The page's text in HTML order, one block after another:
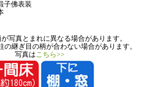
佛表装
写真とまれに異なる場合があります。
継ぎ目の柄が合わない場合があります。
写真はこちら>>